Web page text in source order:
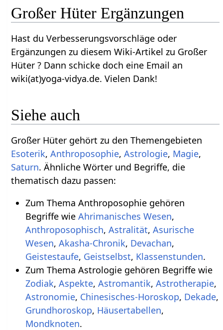
Großer Hüter Ergänzungen
Hast du Verbesserungsvorschläge oder
Ergänzungen zu diesem Wiki-Artikel zu Großer
Hüter ? Dann schicke doch eine Email an
wiki(at)yoga-vidya.de. Vielen Dank!
Siehe auch
Großer Hüter gehört zu den Themengebieten
Esoterik,Anthroposophie,Astrologie, Magie,
Saturn. Ähnliche Wörter und Begriffe, die
thematisch dazu passen:
Zum Thema Anthroposophie gehören
Begriffe wie Ahrimanisches Wesen,
Anthroposophisch, Astralität, Asurische
Wesen, Akasha-Chronik, Devachan,
Geistestaufe, Geistselbst, Klassenstunden.
Zum Thema Astrologie gehören Begriffe wie
Zodiak, Aspekte, Astromantik, Astrotherapie,
Astronomie, Chinesisches-Horoskop, Dekade,
Grundhoroskop, Häusertabellen,
Mondknoten.